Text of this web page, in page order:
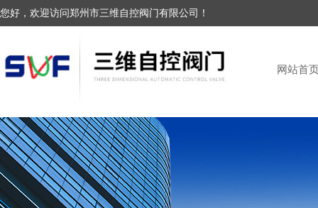
您好，欢迎访问郑州市三维自控阀门有限公司！
网站首